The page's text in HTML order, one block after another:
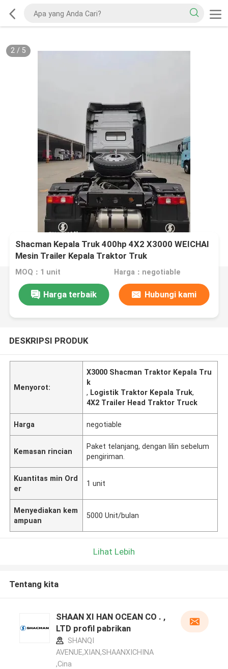
2/ 5
Shacman Kepala Truk 400hp 4X2 X3000 WEICHAI
Mesin Trailer Kepala Traktor Truk
MOQ：1 unit Harga：negotiable
Harga terbaik Hubungi kami
DESKRIPSI PRODUK
Menyorot:
X3000 Shacman Traktor Kepala Tru
k
, Logistik Traktor Kepala Truk,
4X2 Trailer Head Traktor Truck
Harga negotiable
Kemasan rincian
Paket telanjang, dengan lilin sebelum
pengiriman.
Kuantitas min Ord
er
1 unit
Menyediakan kem
ampuan
5000 Unit/bulan
Lihat Lebih
Tentang kita
SHAAN XI HAN OCEAN CO . ,
LTD profil pabrikan
SHANQI
AVENUE,XIAN,SHAANXICHINA
,Cina